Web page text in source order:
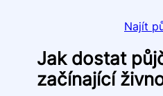
Najít
Jak dostat
začínající